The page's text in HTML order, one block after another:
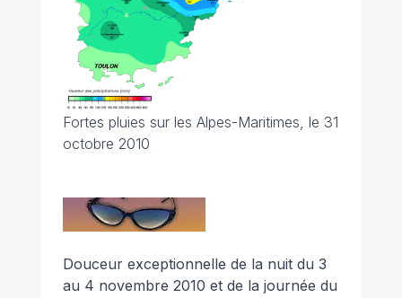
Fortes pluies sur les Alpes-Maritimes, le 31
octobre 2010
Douceur exceptionnelle de la nuit du 3
au 4 novembre 2010 et de la journée du